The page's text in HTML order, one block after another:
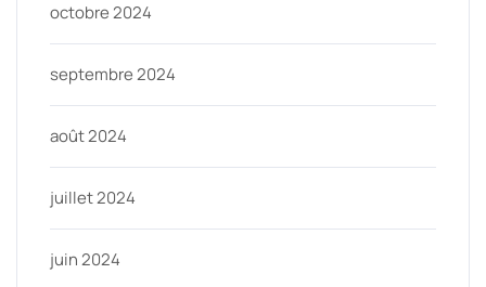
octobre 2024
septembre 2024
août 2024
juillet 2024
juin 2024